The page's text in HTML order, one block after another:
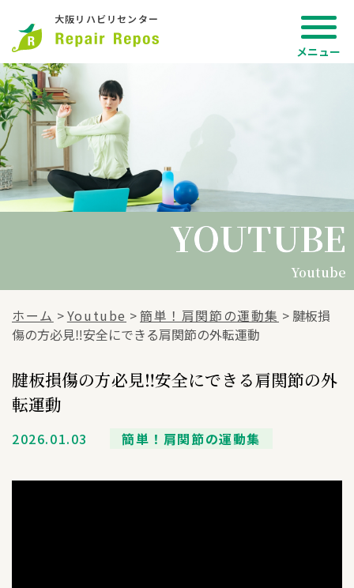
大阪リハビリセンター
YOUTUBE
YOUTUBE
Youtube
ホーム >Youtube > 簡単！肩関節の運動集 > 腱板損
傷の方必見‼︎安全にできる肩関節の外転運動
腱板損傷の方必見‼︎安全にできる肩関節の外
転運動
2026.01.03 簡単！肩関節の運動集